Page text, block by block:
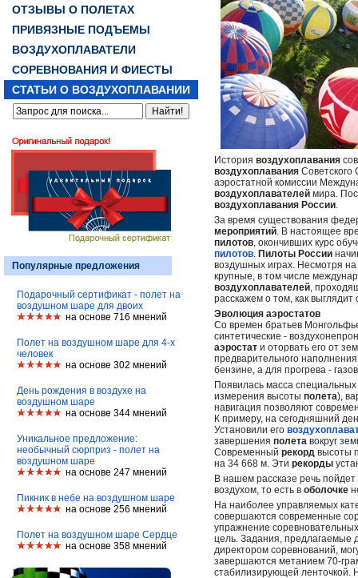
ОТЗЫВЫ О ПОЛЕТАХ
ПРИВЯЗНЫЕ ПОДЪЕМЫ
ВОЗДУХОПЛАВАТЕЛИ
СОРЕВНОВАНИЯ И ФИЕСТЫ
СТАТЬИ О ВОЗДУХОПЛАВАНИИ
Популярные предложения
Подарочный сертификат - полет на
воздушном шаре для двоих
на основе 716 мнений
Полет на воздушном шаре для 4-х
человек
на основе 302 мнений
День рождения в воздухе на
воздушном шаре
на основе 344 мнений
Уникальное предложение:
необычный сюрприз - полет на
воздушном шаре
на основе 247 мнений
Пикник в небе на воздушном шаре
на основе 256 мнений
Полет на воздушном шаре Сердце
на основе 358 мнений
История воздухоплавания
воздухоплавания Советского
аэростатной комиссии
воздухоплавателей мира.
воздухоплавания России.
За время существования
мероприятий. В настоящее
пилотов, окончивших курс
пилотов. Пилоты России
воздушных играх. Несмотря
крупные, в том числе
воздухоплавателей,
расскажем о том, как
Эволюция аэростатов
Со времен братьев
синтетические -
аэростат и оторвать его от
предварительного
бензине, а для прогрева -
Появилась масса
измерения высоты полета),
навигация позволяют
К примеру, на сегодняшний
Установили его
завершения полета вокруг
Современный рекорд высоты
на 34 668 м. Эти рекорды
В нашем рассказе речь
воздухом, то есть в оболочке
На наиболее управляемых
совершаются современные
упражнение
цель. Задания, предлагаемые
директором соревнований,
завершаются метанием 70-
стабилизирующей ленточкой.